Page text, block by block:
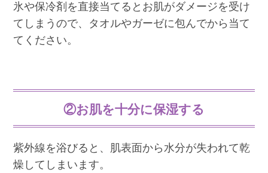
氷や保冷剤を直接当てるとお肌がダメージを受け
てしまうので、タオルやガーゼに包んでから当て
てください。
②お肌を十分に保湿する
紫外線を浴びると、肌表面から水分が失われて乾
燥してしまいます。